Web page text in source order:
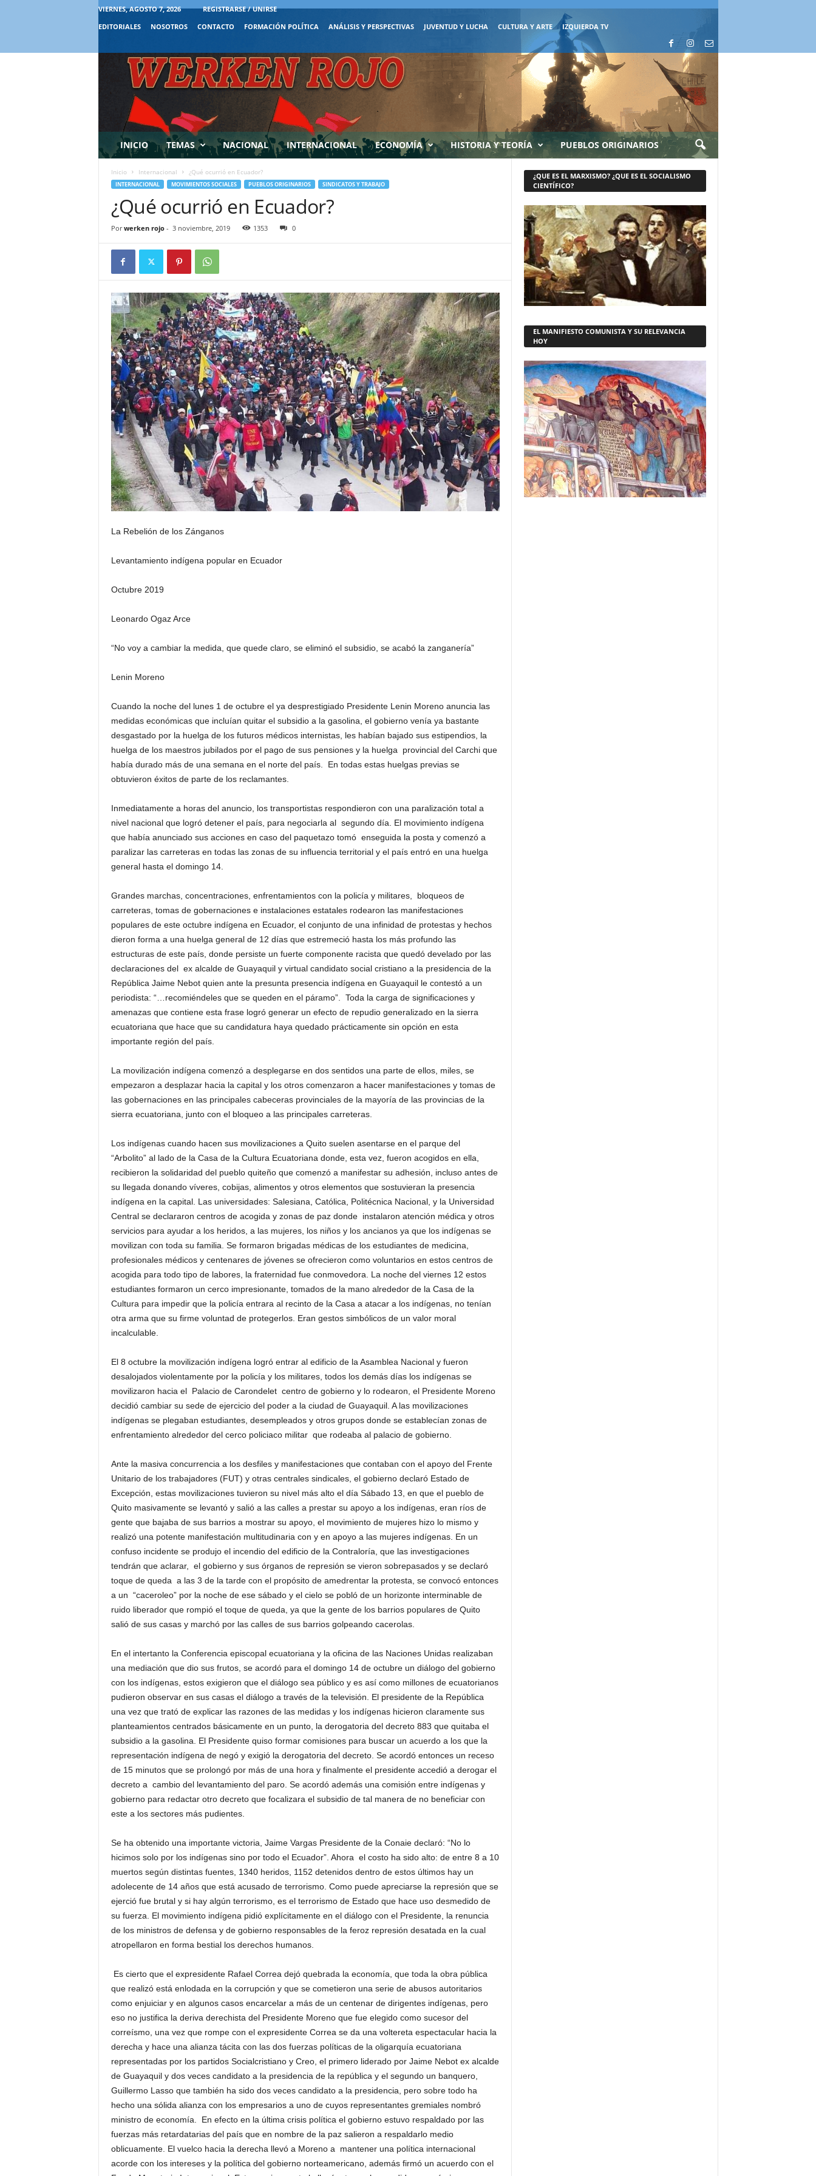
VIERNES, AGOSTO 7, 2026
REGISTRARSE / UNIRSE
EDITORIALES
NOSOTROS CONTACTO FORMACIÓN POLÍTICA ANÁLISIS Y PERSPECTIVAS JUVENTUD Y LUCHA CULTURA Y ARTE IZQUIERDA TV
INICIO TEMAS NACIONAL INTERNACIONAL ECONOMÍA HISTORIA Y TEORÍA PUEBLOS ORIGINARIOS
Inicio Internacional ¿Qué ocurrió en Ecuador?
INTERNACIONAL MOVIMIENTOS SOCIALES PUEBLOS ORIGINARIOS SINDICATOS Y TRABAJO
¿Qué ocurrió en Ecuador?
Por werken rojo- 3 noviembre, 2019 1353 0
La Rebelión de los Zánganos
Levantamiento indígena popular en Ecuador
Octubre 2019
Leonardo Ogaz Arce
“No voy a cambiar la medida, que quede claro, se eliminó el subsidio, se acabó la zanganería”
Lenin Moreno
Cuando la noche del lunes 1 de octubre el ya desprestigiado Presidente Lenin Moreno anuncia las
medidas económicas que incluían quitar el subsidio a la gasolina, el gobierno venía ya bastante
desgastado por la huelga de los futuros médicos internistas, les habían bajado sus estipendios, la
huelga de los maestros jubilados por el pago de sus pensiones y la huelga provincial del Carchi que
había durado más de una semana en el norte del país. En todas estas huelgas previas se
obtuvieron éxitos de parte de los reclamantes.
Inmediatamente a horas del anuncio, los transportistas respondieron con una paralización total a
nivel nacional que logró detener el país, para negociarla al segundo día. El movimiento indígena
que había anunciado sus acciones en caso del paquetazo tomó enseguida la posta y comenzó a
paralizar las carreteras en todas las zonas de su influencia territorial y el país entró en una huelga
general hasta el domingo 14.
Grandes marchas, concentraciones, enfrentamientos con la policía y militares, bloqueos de
carreteras, tomas de gobernaciones e instalaciones estatales rodearon las manifestaciones
populares de este octubre indígena en Ecuador, el conjunto de una infinidad de protestas y hechos
dieron forma a una huelga general de 12 días que estremeció hasta los más profundo las
estructuras de este país, donde persiste un fuerte componente racista que quedó develado por las
declaraciones del ex alcalde de Guayaquil y virtual candidato social cristiano a la presidencia de la
República Jaime Nebot quien ante la presunta presencia indígena en Guayaquil le contestó a un
periodista: “…recomiéndeles que se queden en el páramo”. Toda la carga de significaciones y
amenazas que contiene esta frase logró generar un efecto de repudio generalizado en la sierra
ecuatoriana que hace que su candidatura haya quedado prácticamente sin opción en esta
importante región del país.
La movilización indígena comenzó a desplegarse en dos sentidos una parte de ellos, miles, se
empezaron a desplazar hacia la capital y los otros comenzaron a hacer manifestaciones y tomas de
las gobernaciones en las principales cabeceras provinciales de la mayoría de las provincias de la
sierra ecuatoriana, junto con el bloqueo a las principales carreteras.
Los indígenas cuando hacen sus movilizaciones a Quito suelen asentarse en el parque del
“Arbolito” al lado de la Casa de la Cultura Ecuatoriana donde, esta vez, fueron acogidos en ella,
recibieron la solidaridad del pueblo quiteño que comenzó a manifestar su adhesión, incluso antes de
su llegada donando víveres, cobijas, alimentos y otros elementos que sostuvieran la presencia
indígena en la capital. Las universidades: Salesiana, Católica, Politécnica Nacional, y la Universidad
Central se declararon centros de acogida y zonas de paz donde instalaron atención médica y otros
servicios para ayudar a los heridos, a las mujeres, los niños y los ancianos ya que los indígenas se
movilizan con toda su familia. Se formaron brigadas médicas de los estudiantes de medicina,
profesionales médicos y centenares de jóvenes se ofrecieron como voluntarios en estos centros de
acogida para todo tipo de labores, la fraternidad fue conmovedora. La noche del viernes 12 estos
estudiantes formaron un cerco impresionante, tomados de la mano alrededor de la Casa de la
Cultura para impedir que la policía entrara al recinto de la Casa a atacar a los indígenas, no tenían
otra arma que su firme voluntad de protegerlos. Eran gestos simbólicos de un valor moral
incalculable.
El 8 octubre la movilización indígena logró entrar al edificio de la Asamblea Nacional y fueron
desalojados violentamente por la policía y los militares, todos los demás días los indígenas se
movilizaron hacia el Palacio de Carondelet centro de gobierno y lo rodearon, el Presidente Moreno
decidió cambiar su sede de ejercicio del poder a la ciudad de Guayaquil. A las movilizaciones
indígenas se plegaban estudiantes, desempleados y otros grupos donde se establecían zonas de
enfrentamiento alrededor del cerco policiaco militar que rodeaba al palacio de gobierno.
Ante la masiva concurrencia a los desfiles y manifestaciones que contaban con el apoyo del Frente
Unitario de los trabajadores (FUT) y otras centrales sindicales, el gobierno declaró Estado de
Excepción, estas movilizaciones tuvieron su nivel más alto el día Sábado 13, en que el pueblo de
Quito masivamente se levantó y salió a las calles a prestar su apoyo a los indígenas, eran ríos de
gente que bajaba de sus barrios a mostrar su apoyo, el movimiento de mujeres hizo lo mismo y
realizó una potente manifestación multitudinaria con y en apoyo a las mujeres indígenas. En un
confuso incidente se produjo el incendio del edificio de la Contraloría, que las investigaciones
tendrán que aclarar, el gobierno y sus órganos de represión se vieron sobrepasados y se declaró
toque de queda a las 3 de la tarde con el propósito de amedrentar la protesta, se convocó entonces
a un “caceroleo” por la noche de ese sábado y el cielo se pobló de un horizonte interminable de
ruido liberador que rompió el toque de queda, ya que la gente de los barrios populares de Quito
salió de sus casas y marchó por las calles de sus barrios golpeando cacerolas.
En el intertanto la Conferencia episcopal ecuatoriana y la oficina de las Naciones Unidas realizaban
una mediación que dio sus frutos, se acordó para el domingo 14 de octubre un diálogo del gobierno
con los indígenas, estos exigieron que el diálogo sea público y es así como millones de ecuatorianos
pudieron observar en sus casas el diálogo a través de la televisión. El presidente de la República
una vez que trató de explicar las razones de las medidas y los indígenas hicieron claramente sus
planteamientos centrados básicamente en un punto, la derogatoria del decreto 883 que quitaba el
subsidio a la gasolina. El Presidente quiso formar comisiones para buscar un acuerdo a los que la
representación indígena de negó y exigió la derogatoria del decreto. Se acordó entonces un receso
de 15 minutos que se prolongó por más de una hora y finalmente el presidente accedió a derogar el
decreto a cambio del levantamiento del paro. Se acordó además una comisión entre indígenas y
gobierno para redactar otro decreto que focalizara el subsidio de tal manera de no beneficiar con
este a los sectores más pudientes.
Se ha obtenido una importante victoria, Jaime Vargas Presidente de la Conaie declaró: “No lo
hicimos solo por los indígenas sino por todo el Ecuador”. Ahora el costo ha sido alto: de entre 8 a 10
muertos según distintas fuentes, 1340 heridos, 1152 detenidos dentro de estos últimos hay un
adolecente de 14 años que está acusado de terrorismo. Como puede apreciarse la represión que se
ejerció fue brutal y si hay algún terrorismo, es el terrorismo de Estado que hace uso desmedido de
su fuerza. El movimiento indígena pidió explícitamente en el diálogo con el Presidente, la renuncia
de los ministros de defensa y de gobierno responsables de la feroz represión desatada en la cual
atropellaron en forma bestial los derechos humanos.
Es cierto que el expresidente Rafael Correa dejó quebrada la economía, que toda la obra pública
que realizó está enlodada en la corrupción y que se cometieron una serie de abusos autoritarios
como enjuiciar y en algunos casos encarcelar a más de un centenar de dirigentes indígenas, pero
eso no justifica la deriva derechista del Presidente Moreno que fue elegido como sucesor del
correísmo, una vez que rompe con el expresidente Correa se da una voltereta espectacular hacia la
derecha y hace una alianza tácita con las dos fuerzas políticas de la oligarquía ecuatoriana
representadas por los partidos Socialcristiano y Creo, el primero liderado por Jaime Nebot ex alcalde
de Guayaquil y dos veces candidato a la presidencia de la república y el segundo un banquero,
Guillermo Lasso que también ha sido dos veces candidato a la presidencia, pero sobre todo ha
hecho una sólida alianza con los empresarios a uno de cuyos representantes gremiales nombró
ministro de economía. En efecto en la última crisis política el gobierno estuvo respaldado por las
fuerzas más retardatarias del país que en nombre de la paz salieron a respaldarlo medio
oblicuamente. El vuelco hacia la derecha llevó a Moreno a mantener una política internacional
acorde con los intereses y la política del gobierno norteamericano, además firmó un acuerdo con el
¿QUE ES EL MARXISMO? ¿QUE ES EL SOCIALISMO
CIENTÍFICO?
EL MANIFIESTO COMUNISTA Y SU RELEVANCIA
HOY